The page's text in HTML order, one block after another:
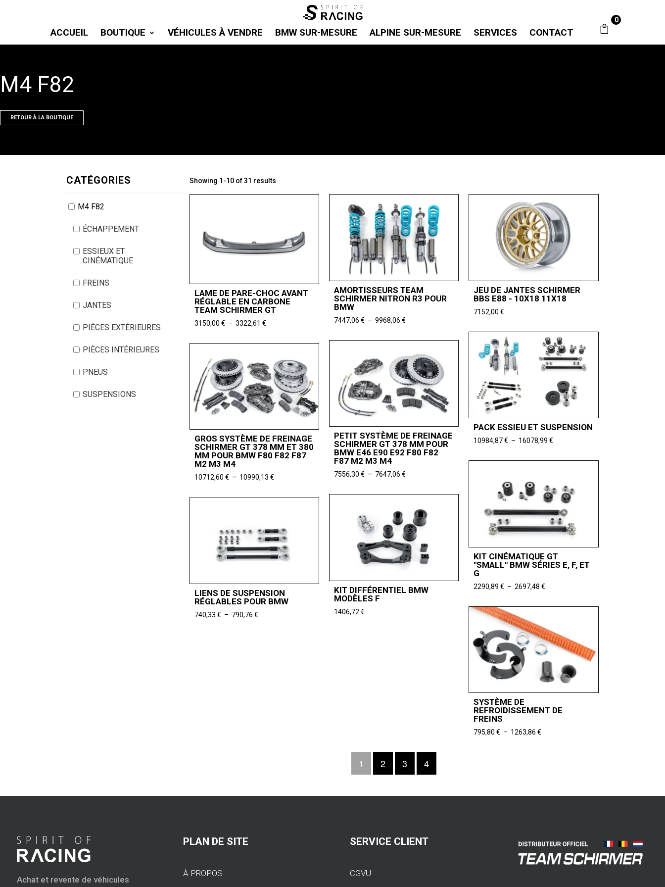
ACCUEIL BOUTIQUE VÉHICULES À VENDRE BMW SUR-MESURE ALPINE SUR-MESURE SERVICES CONTACT
0
M4 F82
RETOUR À LA BOUTIQUE
CATÉGORIES
M4 F82
ÉCHAPPEMENT
ESSIEUX ET
CINÉMATIQUE
FREINS
JANTES
PIÈCES EXTÉRIEURES
PIÈCES INTÉRIEURES
PNEUS
SUSPENSIONS
Showing 1-10 of 31 results
LAME DE PARE-CHOC AVANT
RÉGLABLE EN CARBONE
TEAM SCHIRMER GT
3150,00 € – 3322,61 €Plage
prix :
à
3322,61 €
AMORTISSEURS TEAM
SCHIRMER NITRON R3 POUR
BMW
7447,06 € – 9968,06 €Plage
prix :
à
9968,06 €
JEU DE JANTES SCHIRMER
BBS E88 - 10X18 11X18
7152,00€
PACK ESSIEU ET SUSPENSION
10984,87€ – 16078,99€
prix :
16078,99 €
PETIT SYSTÈME DE FREINAGE
SCHIRMER GT 378 MM POUR
BMW E46 E90 E92 F80 F82
F87 M2 M3 M4
7556,30 € – 7647,06 €Plage
prix :
7647,06 €
GROS SYSTÈME DE FREINAGE
SCHIRMER GT 378 MM ET 380
MM POUR BMW F80 F82 F87
M2 M3 M4
10712,60 € – 10990,13 €Plage
prix :
10990,13 €
KIT CINÉMATIQUE GT
"SMALL" BMW SÉRIES E, F, ET
G
2290,89€ – 2697,48€
prix :
2697,48 €
KIT DIFFÉRENTIEL BMW
MODÈLES F
1406,72 €
LIENS DE SUSPENSION
RÉGLABLES POUR BMW
740,33 € – 790,76 €Plage
SYSTÈME DE
REFROIDISSEMENT DE
FREINS
795,80€ – 1263,86€
1 2 3 4
Achat et revente de véhicules
PLAN DE SITE
À PROPOS
SERVICE CLIENT
CGVU